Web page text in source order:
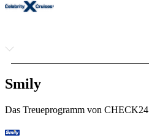
Smily
Das Treueprogramm von CHECK24